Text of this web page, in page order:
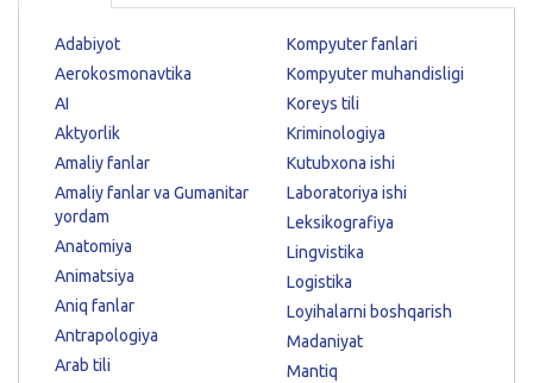
Adabiyot
Aerokosmonavtika
AI
Aktyorlik
Amaliy fanlar
Amaliy fanlar va Gumanitar
yordam
Anatomiya
Animatsiya
Aniq fanlar
Antrapologiya
Arab tili
Kompyuter fanlari
Kompyuter muhandisligi
Koreys tili
Kriminologiya
Kutubxona ishi
Laboratoriya ishi
Leksikografiya
Lingvistika
Logistika
Loyihalarni boshqarish
Madaniyat
Mantiq